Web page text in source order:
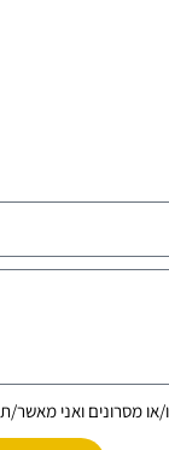
או מסרונים ואני